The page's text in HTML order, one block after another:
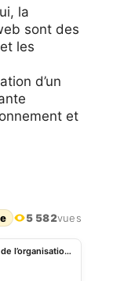
la
sont des
les
d’un
et
5 582vues
VPN Gratuit : un pilier essentiel de l’organisation et de la performance d’un site Web